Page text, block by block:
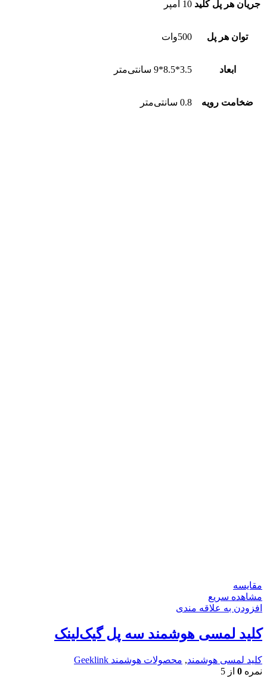
جریان هر پل کلید 10 آمپر
توان هر پل 500وات
ابعاد 3.5*8.5*9 سانتی‌متر
ضخامت رویه 0.8 سانتی‌متر
مقایسه
مشاهده سریع
افزودن به علاقه مندی
کلید لمسی هوشمند سه پل گیک‌لینک
کلید لمسی هوشمند, محصولات هوشمند Geeklink
نمره 0 از 5